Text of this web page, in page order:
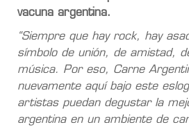
vacuna argentina.
“Siempre que hay rock, hay
símbolo de unión, de amistad,
música. Por eso, Carne
nuevamente aquí bajo este
artistas puedan degustar la
argentina en un ambiente de